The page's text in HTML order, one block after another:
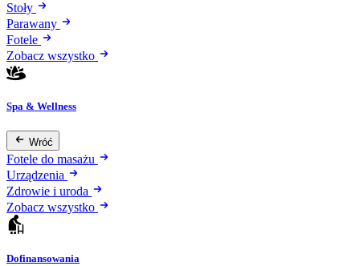
Stoły
Parawany
Fotele
Zobacz wszystko
Spa & Wellness
Wróć
Fotele do masażu
Urządzenia
Zdrowie i uroda
Zobacz wszystko
Dofinansowania